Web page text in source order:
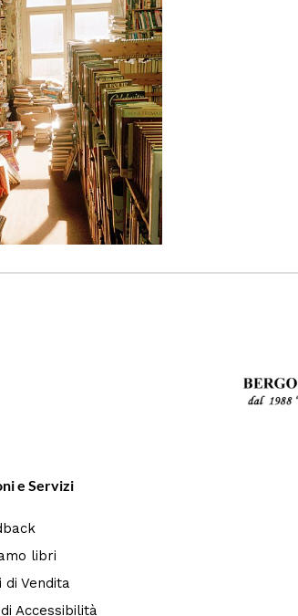
e Servizi
libri
di Vendita
Accessibilità